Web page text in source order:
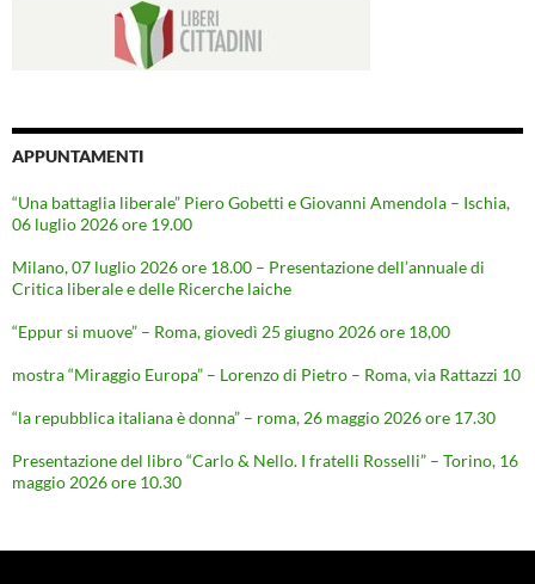
APPUNTAMENTI
“Una battaglia liberale” Piero Gobetti e Giovanni Amendola – Ischia,
06 luglio 2026 ore 19.00
Milano, 07 luglio 2026 ore 18.00 – Presentazione dell’annuale di
Critica liberale e delle Ricerche laiche
“Eppur si muove” – Roma, giovedì 25 giugno 2026 ore 18,00
mostra “Miraggio Europa” – Lorenzo di Pietro – Roma, via Rattazzi 10
“la repubblica italiana è donna” – roma, 26 maggio 2026 ore 17.30
Presentazione del libro “Carlo & Nello. I fratelli Rosselli” – Torino, 16
maggio 2026 ore 10.30